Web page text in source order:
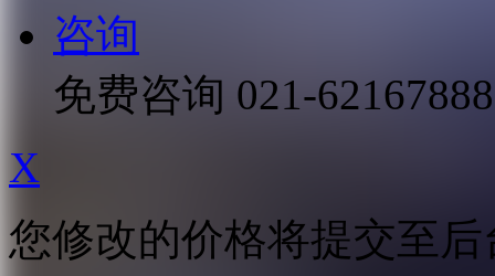
咨询
免费咨询 021-62167888
X
您修改的价格将提交至